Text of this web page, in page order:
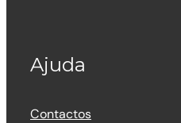
Ajuda
Contactos